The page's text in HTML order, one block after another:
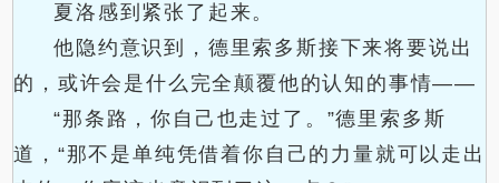
夏洛感到紧张了起来。
他隐约意识到，德里索多斯接下来将要说出
的，或许会是什么完全颠覆他的认知的事情——
“那条路，你自己也走过了。”德里索多斯
道，“那不是单纯凭借着你自己的力量就可以走出